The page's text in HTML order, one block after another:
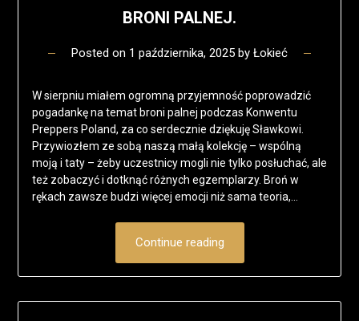
BRONI PALNEJ.
Posted on 1 października, 2025 by Łokieć
W sierpniu miałem ogromną przyjemność poprowadzić
pogadankę na temat broni palnej podczas Konwentu
Preppers Poland, za co serdecznie dziękuję Sławkowi.
Przywiozłem ze sobą naszą małą kolekcję – wspólną
moją i taty – żeby uczestnicy mogli nie tylko posłuchać, ale
też zobaczyć i dotknąć różnych egzemplarzy. Broń w
rękach zawsze budzi więcej emocji niż sama teoria,…
Continue reading